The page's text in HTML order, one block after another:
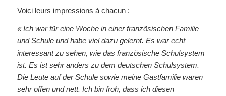
Voici leurs impressions à chacun :
« Ich war für eine Woche in einer französischen Familie
und Schule und habe viel dazu gelernt. Es war echt
interessant zu sehen, wie das französische Schulsystem
ist. Es ist sehr anders zu dem deutschen Schulsystem.
Die Leute auf der Schule sowie meine Gastfamilie waren
sehr offen und nett. Ich bin froh, dass ich diesen